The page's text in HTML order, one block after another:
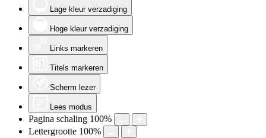
Lage kleur verzadiging
Hoge kleur verzadiging
Links markeren
Titels markeren
Scherm lezer
Lees modus
Pagina schaling 100%
Lettergrootte 100%